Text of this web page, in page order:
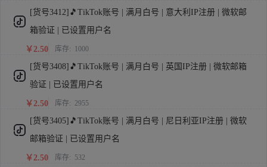
[货号3412]🎵TikTok账号 | 满月白号 | 意大利IP注册 | 微软邮
箱验证 | 已设置用户名
￥2.50 库存: 1000
[货号3408]🎵TikTok账号 | 满月白号 | 英国IP注册 | 微软邮箱
验证 | 已设置用户名
￥2.50 库存: 2955
[货号3405]🎵TikTok账号 | 满月白号 | 尼日利亚IP注册 | 微软
邮箱验证 | 已设置用户名
￥2.50 库存: 532